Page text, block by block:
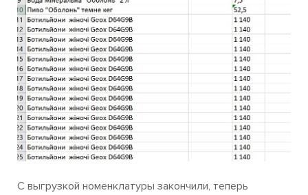
С выгрузкой номенклатуры закончили, теперь